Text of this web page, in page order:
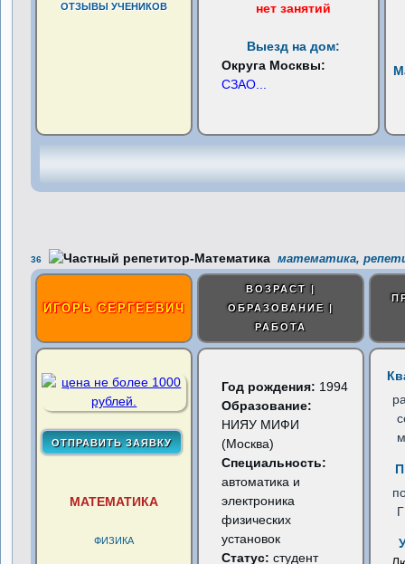
ОТЗЫВЫ УЧЕНИКОВ
нет занятий
Выезд на дом:
Округа Москвы:
СЗАО
36 математика,
ИГОРЬ СЕРГЕЕВИЧ
ВОЗРАСТ |
ОБРАЗОВАНИЕ |
РАБОТА
МАТЕМАТИКА
ФИЗИКА
Год рождения: 1994
Образование:
НИЯУ МИФИ
(Москва)
Специальность:
автоматика и
электроника
физических
установок
Статус:студент